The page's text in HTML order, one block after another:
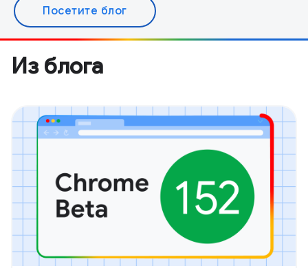
Посетите блог
Из блога